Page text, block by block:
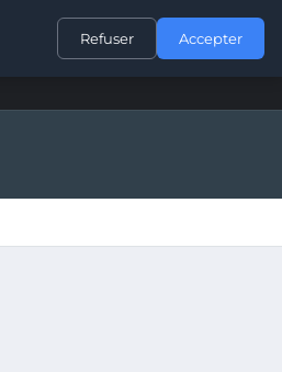
CONTACT
Refuser Accepter